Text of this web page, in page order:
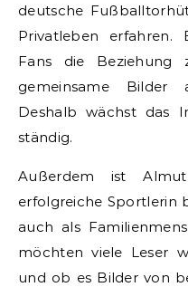
deutsche
Privatleben erfahren.
Fans die Beziehung
gemeinsame Bilder
Deshalb wächst das
ständig.
Außerdem ist
erfolgreiche Sportlerin
auch als
möchten viele Leser
und ob es Bilder von